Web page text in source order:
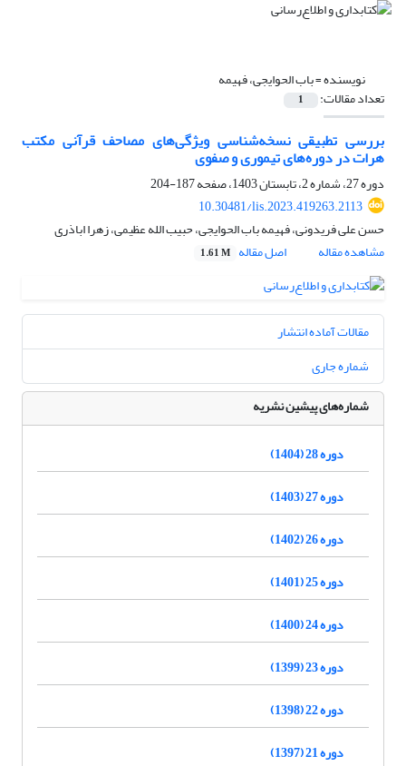
نویسنده =باب الحوایجی، فهیمه
تعداد مقالات: 1
بررسی تطبیقی نسخه‌شناسی ویژگی‌های مصاحف قرآنی مکتب
هرات در دوره‌های تیموری و صفوی
دوره 27، شماره 2، تابستان 1403، صفحه
187-204
10.30481/lis.2023.419263.2113
حسن علی فریدونی، فهیمه باب الحوایجی، حبیب الله عظیمی، زهرا اباذری
مشاهده مقاله
اصل مقاله 1.61 M
مقالات آماده انتشار
شماره جاری
شماره‌های پیشین نشریه
دوره 28 (1404)
دوره 27 (1403)
دوره 26 (1402)
دوره 25 (1401)
دوره 24 (1400)
دوره 23 (1399)
دوره 22 (1398)
دوره 21 (1397)